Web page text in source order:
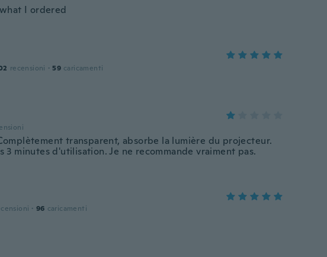
I ordered
recensioni · 59 caricamenti
transparent, absorbe la lumière du projecteur.
3 minutes d'utilisation. Je ne recommande vraiment pas.
· 96 caricamenti